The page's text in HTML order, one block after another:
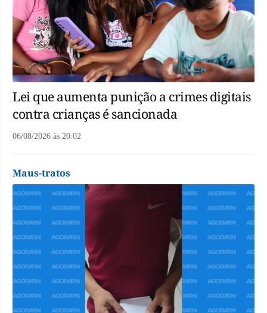
Lei que aumenta punição a crimes digitais
contra crianças é sancionada
06/08/2026 às 20:02
Maus-tratos